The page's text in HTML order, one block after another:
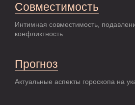
Совместимость
Интимная совместимость,
конфликтность
Прогноз
Актуальные аспекты гороскопа на